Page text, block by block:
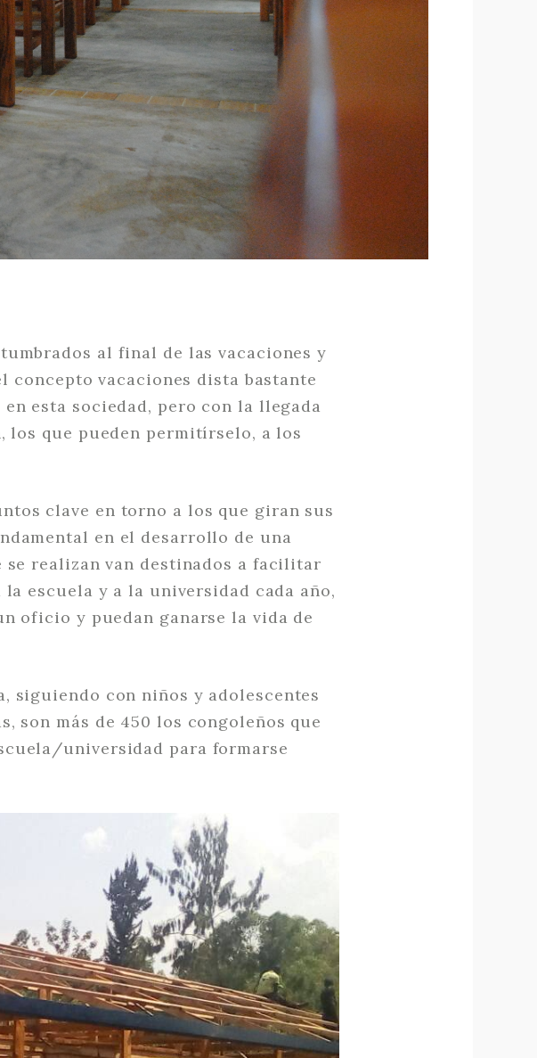
al final de las vacaciones y
concepto vacaciones dista bastante
esta sociedad, pero con la llegada
los que pueden permitírselo, a los
clave en torno a los que giran sus
en el desarrollo de una
se realizan van destinados a facilitar
escuela y a la universidad cada año,
oficio y puedan ganarse la vida de
siguiendo con niños y adolescentes
son más de 450 los congoleños que
universidad para formarse